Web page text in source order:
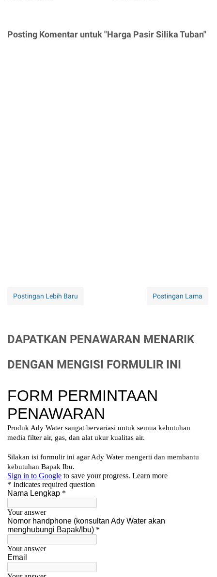
Posting Komentar untuk "Harga Pasir Silika Tuban"
Postingan Lebih Baru Postingan Lama
DAPATKAN PENAWARAN MENARIK
DENGAN MENGISI FORMULIR INI